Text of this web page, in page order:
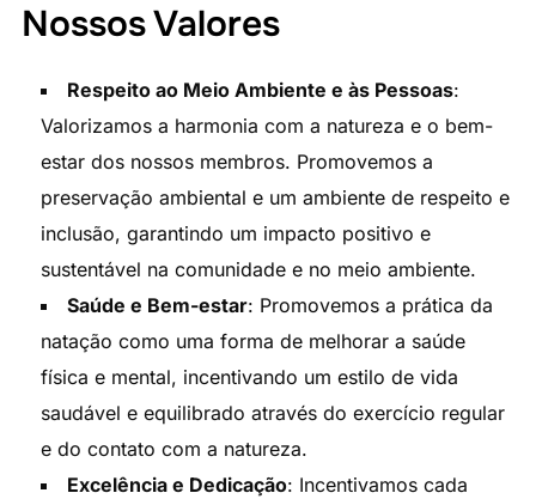
Nossos Valores
Respeito ao Meio Ambiente e às Pessoas:
Valorizamos a harmonia com a natureza e o bem-
estar dos nossos membros. Promovemos a
preservação ambiental e um ambiente de respeito e
inclusão, garantindo um impacto positivo e
sustentável na comunidade e no meio ambiente.
Saúde e Bem-estar: Promovemos a prática da
natação como uma forma de melhorar a saúde
física e mental, incentivando um estilo de vida
saudável e equilibrado através do exercício regular
e do contato com a natureza.
Excelência e Dedicação: Incentivamos cada